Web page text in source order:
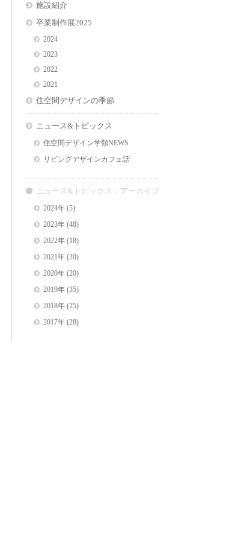
施設紹介
卒業制作展2025
2024
2023
2022
2021
住空間デザインの季節
ニュース&トピックス
住空間デザイン学類NEWS
リビングデザインカフェ話
ニュース&トピックス：アーカイブ
2024年(5)
2023年(48)
2022年(18)
2021年(20)
2020年(20)
2019年(35)
2018年(25)
2017年(28)